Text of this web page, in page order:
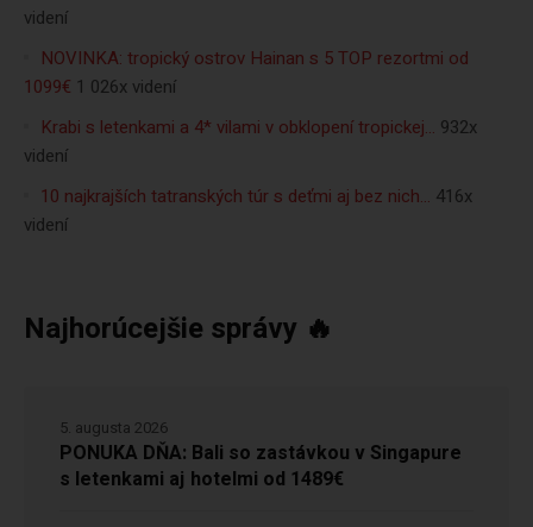
videní
NOVINKA: tropický ostrov Hainan s 5 TOP rezortmi od
1099€ 1 026x videní
Krabi s letenkami a 4* vilami v obklopení tropickej… 932x
videní
10 najkrajších tatranských túr s deťmi aj bez nich… 416x
videní
Najhorúcejšie správy 🔥
PONUKA DŇA: Bali so zastávkou v Singapure
s letenkami aj hotelmi od 1489€
5. augusta 2026